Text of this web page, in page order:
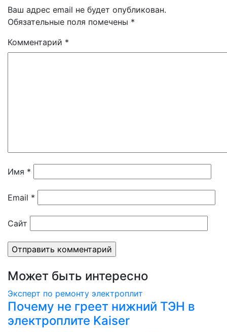
Ваш адрес email не будет опубликован.
Обязательные поля помечены *
Комментарий *
Имя *
Email *
Сайт
Может быть интересно
Эксперт по ремонту электроплит
Почему не греет нижний ТЭН в
электроплите Kaiser